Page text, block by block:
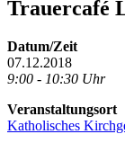
Trauercafé
Datum/Zeit
07.12.2018
9:00 - 10:30 Uhr
Veranstaltungsort
Katholisches